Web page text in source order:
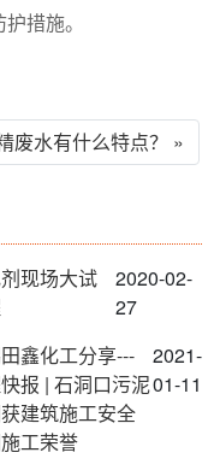
措施。
废水有什么特点？ »
现场大试
2020-02-
27
鑫化工分享---
报 | 石洞口污泥
建筑施工安全
工荣誉
2021-
01-11